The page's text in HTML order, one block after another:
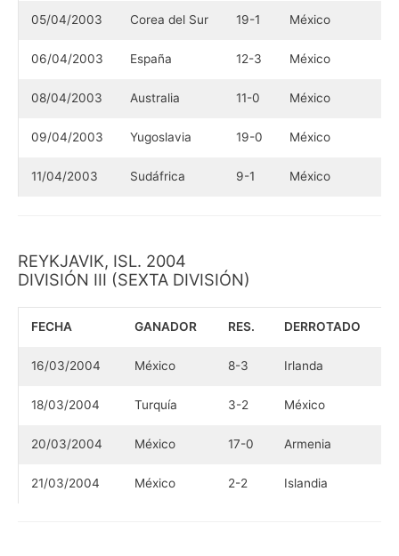
05/04/2003 Corea del Sur 19-1 México
06/04/2003 España 12-3 México
08/04/2003 Australia 11-0 México
09/04/2003 Yugoslavia 19-0 México
11/04/2003 Sudáfrica 9-1 México
REYKJAVIK, ISL. 2004
DIVISIÓN III (SEXTA DIVISIÓN)
FECHA GANADOR RES. DERROTADO
16/03/2004 México 8-3 Irlanda
18/03/2004 Turquía 3-2 México
20/03/2004 México 17-0 Armenia
21/03/2004 México 2-2 Islandia